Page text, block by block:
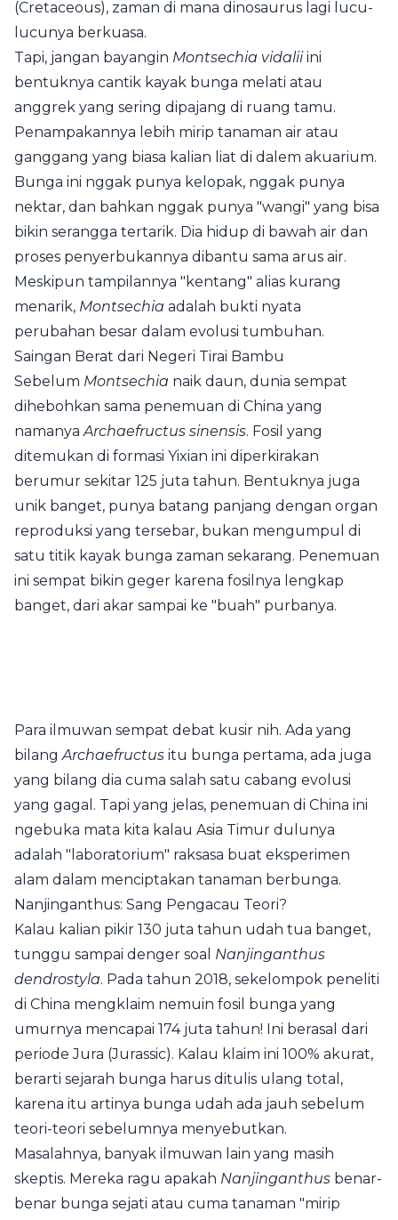
(Cretaceous), zaman di mana dinosaurus lagi lucu-
lucunya berkuasa.
Tapi, jangan bayangin Montsechia vidaliiini
bentuknya cantik kayak bunga melati atau
anggrek yang sering dipajang di ruang tamu.
Penampakannya lebih mirip tanaman air atau
ganggang yang biasa kalian liat di dalem akuarium.
Bunga ini nggak punya kelopak, nggak punya
nektar, dan bahkan nggak punya "wangi" yang bisa
bikin serangga tertarik. Dia hidup di bawah air dan
proses penyerbukannya dibantu sama arus air.
Meskipun tampilannya "kentang" alias kurang
menarik, Montsechia adalah bukti nyata
perubahan besar dalam evolusi tumbuhan.
Saingan Berat dari Negeri Tirai Bambu
Sebelum Montsechia naik daun, dunia sempat
dihebohkan sama penemuan di China yang
namanyaArchaefructus sinensis. Fosil yang
ditemukan di formasi Yixian ini diperkirakan
berumur sekitar 125 juta tahun. Bentuknya juga
unik banget, punya batang panjang dengan organ
reproduksi yang tersebar, bukan mengumpul di
satu titik kayak bunga zaman sekarang. Penemuan
ini sempat bikin geger karena fosilnya lengkap
banget, dari akar sampai ke "buah" purbanya.
Para ilmuwan sempat debat kusir nih. Ada yang
bilangArchaefructus itu bunga pertama, ada juga
yang bilang dia cuma salah satu cabang evolusi
yang gagal. Tapi yang jelas, penemuan di China ini
ngebuka mata kita kalau Asia Timur dulunya
adalah "laboratorium" raksasa buat eksperimen
alam dalam menciptakan tanaman berbunga.
Nanjinganthus: Sang Pengacau Teori?
Kalau kalian pikir 130 juta tahun udah tua banget,
tunggu sampai denger soal Nanjinganthus
dendrostyla. Pada tahun 2018, sekelompok peneliti
di China mengklaim nemuin fosil bunga yang
umurnya mencapai 174 juta tahun! Ini berasal dari
periode Jura (Jurassic). Kalau klaim ini 100% akurat,
berarti sejarah bunga harus ditulis ulang total,
karena itu artinya bunga udah ada jauh sebelum
teori-teori sebelumnya menyebutkan.
Masalahnya, banyak ilmuwan lain yang masih
skeptis. Mereka ragu apakah Nanjinganthus benar-
benar bunga sejati atau cuma tanaman "mirip